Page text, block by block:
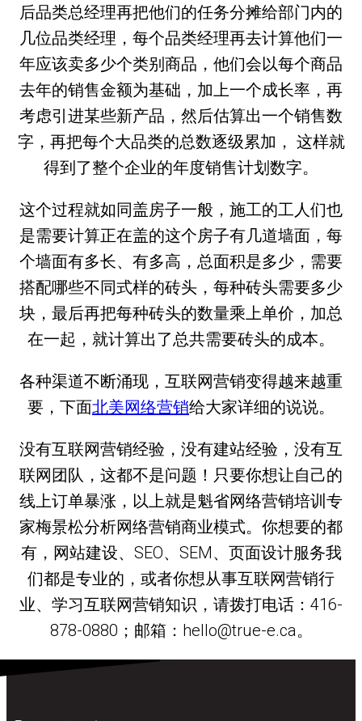
后品类总经理再把他们的任务分摊给部门内的
几位品类经理，每个品类经理再去计算他们一
年应该卖多少个类别商品，他们会以每个商品
去年的销售金额为基础，加上一个成长率，再
考虑引进某些新产品，然后估算出一个销售数
字，再把每个大品类的总数逐级累加， 这样就
得到了整个企业的年度销售计划数字。
这个过程就如同盖房子一般，施工的工人们也
是需要计算正在盖的这个房子有几道墙面，每
个墙面有多长、有多高，总面积是多少，需要
搭配哪些不同式样的砖头，每种砖头需要多少
块，最后再把每种砖头的数量乘上单价，加总
在一起，就计算出了总共需要砖头的成本。
各种渠道不断涌现，互联网营销变得越来越重
要，下面北美网络营销给大家详细的说说。
没有互联网营销经验，没有建站经验，没有互
联网团队，这都不是问题！只要你想让自己的
线上订单暴涨，以上就是魁省网络营销培训专
家梅景松分析网络营销商业模式。你想要的都
有，网站建设、SEO、SEM、页面设计服务我
们都是专业的，或者你想从事互联网营销行
业、学习互联网营销知识，请拨打电话：416-
878-0880；邮箱：hello@true-e.ca。